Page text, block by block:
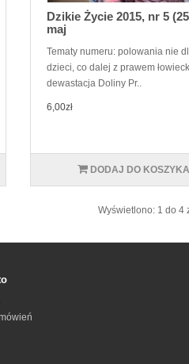
Dzikie Życie 2015, nr 5
maj
Tematy numeru: polowania nie
dzieci, co dalej z prawem
dewastacja Doliny Pr..
6,00zł
DODAJ DO KOSZYKA
Wyświetlono: 1 do 4